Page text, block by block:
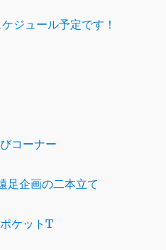
ジュール予定です！
コーナー
足企画の二本立て
ケットT